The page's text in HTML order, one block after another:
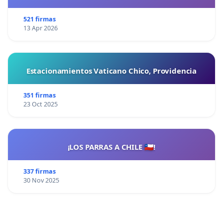
521 firmas
13 Apr 2026
Estacionamientos Vaticano Chico, Providencia
351 firmas
23 Oct 2025
¡LOS PARRAS A CHILE 🇨🇱!
337 firmas
30 Nov 2025